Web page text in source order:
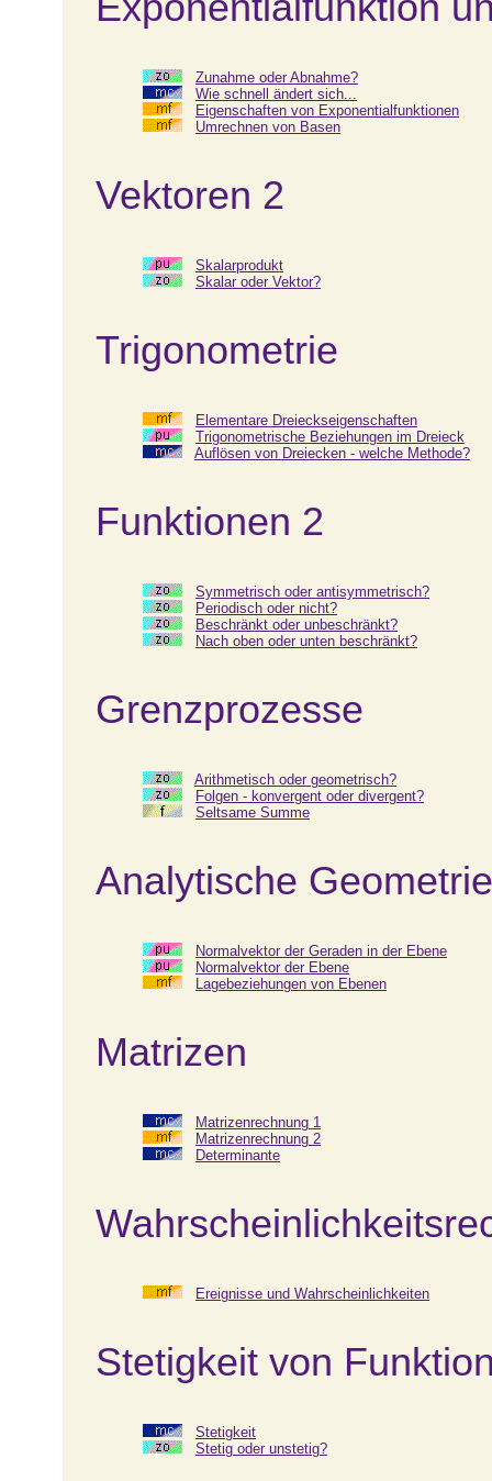
Zunahme oder Abnahme?
Wie schnell ändert sich...
Eigenschaften von Exponentialfunktionen
Umrechnen von Basen
Vektoren 2
Skalarprodukt
Skalar oder Vektor?
Trigonometrie
Elementare Dreieckseigenschaften
Trigonometrische Beziehungen im Dreieck
Auflösen von Dreiecken - welche Methode?
Funktionen 2
Symmetrisch oder antisymmetrisch?
Periodisch oder nicht?
Beschränkt oder unbeschränkt?
Nach oben oder unten beschränkt?
Grenzprozesse
Arithmetisch oder geometrisch?
Folgen - konvergent oder divergent?
Seltsame Summe
Analytische
Normalvektor der Geraden in der Ebene
Normalvektor der Ebene
Lagebeziehungen von Ebenen
Matrizen
Matrizenrechnung 1
Matrizenrechnung 2
Determinante
Ereignisse und Wahrscheinlichkeiten
Stetigkeit von
Stetigkeit
Stetig oder unstetig?